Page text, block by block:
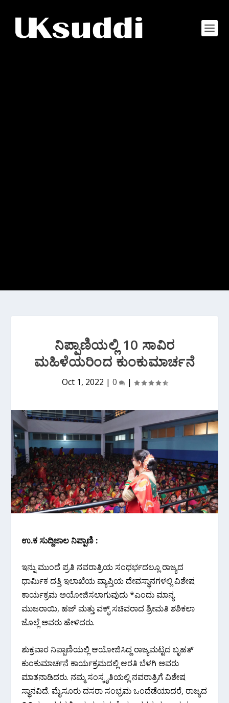
ನಿಪ್ಪಾಣಿಯಲ್ಲಿ 10 ಸಾವಿರ
ಮಹಿಳೆಯರಿಂದ ಕುಂಕುಮಾರ್ಚನೆ
Oct 1, 2022 | 0 |
ಉ.ಕ ಸುದ್ದಿಜಾಲ ನಿಪ್ಪಾಣಿ :
ಇನ್ನು ಮುಂದೆ ಪ್ರತಿ ನವರಾತ್ರಿಯ ಸಂಧರ್ಭದಲ್ಲೂ ರಾಜ್ಯದ
ಧಾರ್ಮಿಕ ದತ್ತಿ ಇಲಾಖೆಯ ವ್ಯಾಪ್ತಿಯ ದೇವಸ್ಥಾನಗಳಲ್ಲಿ ವಿಶೇಷ
ಕಾರ್ಯಕ್ರಮ ಅಯೋಜಿಸಲಾಗುವುದು *ಎಂದು ಮಾನ್ಯ
ಮುಜರಾಯಿ, ಹಜ್ ಮತ್ತು ವಕ್ಫ್ ಸಚಿವರಾದ ಶ್ರೀಮತಿ ಶಶಿಕಲಾ
ಜೊಲ್ಲೆ ಅವರು ಹೇಳಿದರು.
ಶುಕ್ರವಾರ ನಿಪ್ಪಾಣಿಯಲ್ಲಿ ಆಯೋಜಿಸಿದ್ದ ರಾಜ್ಯಮಟ್ಟದ ಬೃಹತ್
ಕುಂಕುಮಾರ್ಚನೆ ಕಾರ್ಯಕ್ರಮದಲ್ಲಿ ಆರತಿ ಬೆಳಗಿ ಅವರು
ಮಾತನಾಡಿದರು. ನಮ್ಮ ಸಂಸ್ಕೃತಿಯಲ್ಲಿ ನವರಾತ್ರಿಗೆ ವಿಶೇಷ
ಸ್ಥಾನವಿದೆ. ಮೈಸೂರು ದಸರಾ ಸಂಭ್ರಮ ಒಂದೆಡೆಯಾದರೆ, ರಾಜ್ಯದ